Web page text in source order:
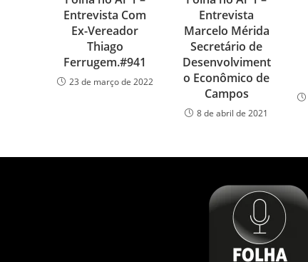
Entrevista Com
Ex-Vereador
Thiago
Ferrugem.#941
23 de março de 2022
Entrevista
Marcelo Mérida
Secretário de
Desenvolviment
o Econômico de
Campos
8 de abril de 2021